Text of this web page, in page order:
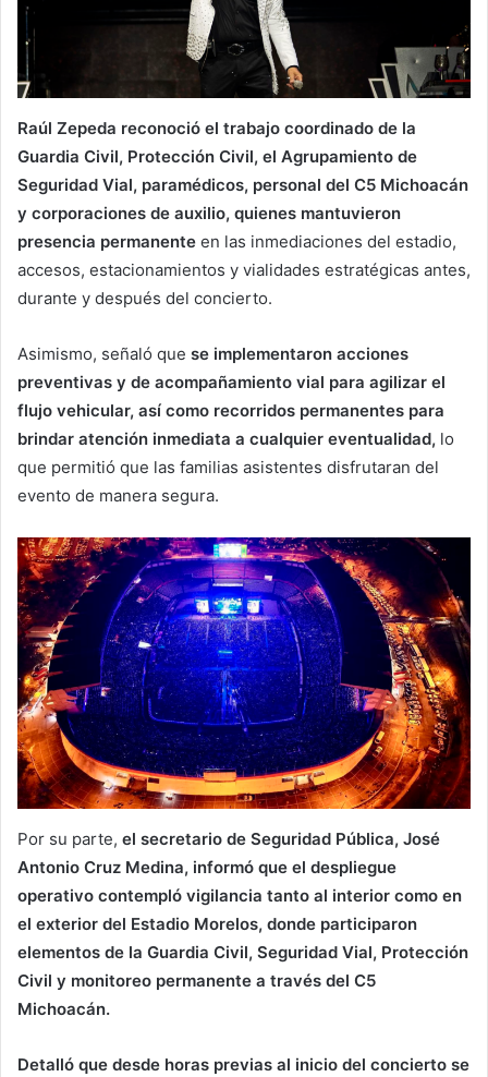
Raúl Zepeda reconoció el trabajo coordinado de la
Guardia Civil, Protección Civil, el Agrupamiento de
Seguridad Vial, paramédicos, personal del C5 Michoacán
y corporaciones de auxilio, quienes mantuvieron
presencia permanente en las inmediaciones del estadio,
accesos, estacionamientos y vialidades estratégicas antes,
durante y después del concierto.
Asimismo, señaló que se implementaron acciones
preventivas y de acompañamiento vial para agilizar el
flujo vehicular, así como recorridos permanentes para
brindar atención inmediata a cualquier eventualidad, lo
que permitió que las familias asistentes disfrutaran del
evento de manera segura.
Por su parte, el secretario de Seguridad Pública, José
Antonio Cruz Medina, informó que el despliegue
operativo contempló vigilancia tanto al interior como en
el exterior del Estadio Morelos, donde participaron
elementos de la Guardia Civil, Seguridad Vial, Protección
Civil y monitoreo permanente a través del C5
Michoacán.
Detalló que desde horas previas al inicio del concierto se